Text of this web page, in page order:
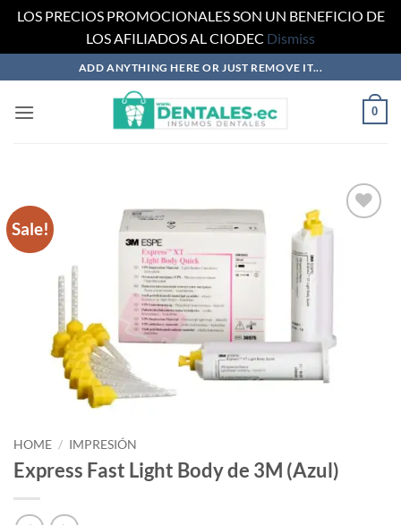
LOS PRECIOS PROMOCIONALES SON UN BENEFICIO DE
LOS AFILIADOS AL CIODEC Dismiss
to
content
ADD ANYTHING HERE OR JUST REMOVE IT...
0
Sale!
HOME / IMPRESIÓN
Express Fast Light Body de 3M (Azul)